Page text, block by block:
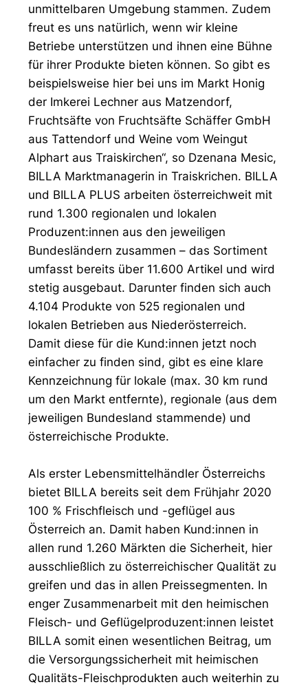
unmittelbaren Umgebung stammen. Zudem
freut es uns natürlich, wenn wir kleine
Betriebe unterstützen und ihnen eine Bühne
für ihrer Produkte bieten können. So gibt es
beispielsweise hier bei uns im Markt Honig
der Imkerei Lechner aus Matzendorf,
Fruchtsäfte von Fruchtsäfte Schäffer GmbH
aus Tattendorf und Weine vom Weingut
Alphart aus Traiskirchen“, so Dzenana Mesic,
BILLA Marktmanagerin in Traiskrichen. BILLA
und BILLA PLUS arbeiten österreichweit mit
rund 1.300 regionalen und lokalen
Produzent:innen aus den jeweiligen
Bundesländern zusammen – das Sortiment
umfasst bereits über 11.600 Artikel und wird
stetig ausgebaut. Darunter finden sich auch
4.104 Produkte von 525 regionalen und
lokalen Betrieben aus Niederösterreich.
Damit diese für die Kund:innen jetzt noch
einfacher zu finden sind, gibt es eine klare
Kennzeichnung für lokale (max. 30 km rund
um den Markt entfernte), regionale (aus dem
jeweiligen Bundesland stammende) und
österreichische Produkte.
Als erster Lebensmittelhändler Österreichs
bietet BILLA bereits seit dem Frühjahr 2020
100 % Frischfleisch und -geflügel aus
Österreich an. Damit haben Kund:innen in
allen rund 1.260 Märkten die Sicherheit, hier
ausschließlich zu österreichischer Qualität zu
greifen und das in allen Preissegmenten. In
enger Zusammenarbeit mit den heimischen
Fleisch- und Geflügelproduzent:innen leistet
BILLA somit einen wesentlichen Beitrag, um
die Versorgungssicherheit mit heimischen
Qualitäts-Fleischprodukten auch weiterhin zu